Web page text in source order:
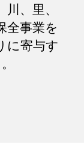
、里、
全事業を
に寄与す